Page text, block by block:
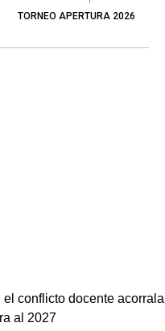
TORNEO APERTURA 2026